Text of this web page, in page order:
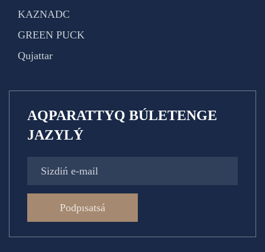
KAZNADC
GREEN PUCK
Qujattar
AQPARATTYQ BÚLETENGE
JAZYLÝ
Podpısatsá